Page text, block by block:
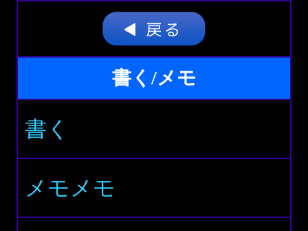
書く/メモ
書く
メモメモ